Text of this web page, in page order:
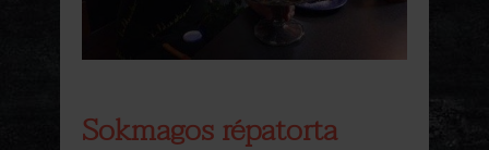
Sokmagos répatorta